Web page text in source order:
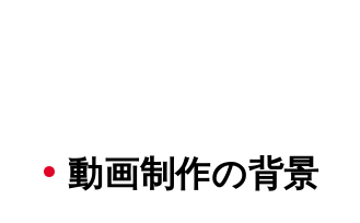
動画制作の背景